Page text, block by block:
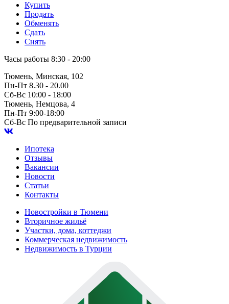
Купить
Продать
Обменять
Сдать
Снять
Часы работы 8:30 - 20:00
Тюмень, Минская, 102
Пн-Пт 8.30 - 20.00
Сб-Вс 10:00 - 18:00
Тюмень, Немцова, 4
Пн-Пт 9:00-18:00
Сб-Вс По предварительной записи
Ипотека
Отзывы
Вакансии
Новости
Статьи
Контакты
Новостройки в Тюмени
Вторичное жильё
Участки, дома, коттеджи
Коммерческая недвижимость
Недвижимость в Турции